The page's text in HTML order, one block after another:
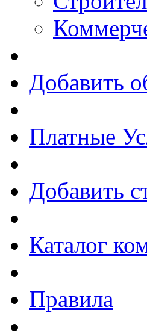
Добавить
Платные
Добавить
Каталог
Правила